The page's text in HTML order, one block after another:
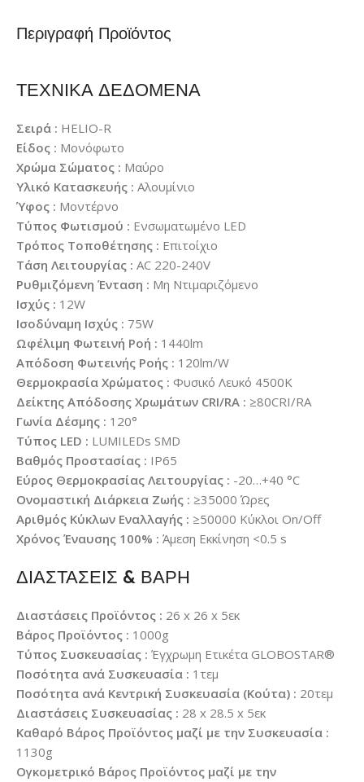
Περιγραφή Προϊόντος
ΤΕΧΝΙΚΑ ΔΕΔΟΜΕΝΑ
Σειρά : HELIO-R
Είδος : Μονόφωτο
Χρώμα Σώματος : Μαύρο
Υλικό Κατασκευής : Αλουμίνιο
Ύφος : Μοντέρνο
Τύπος Φωτισμού : Ενσωματωμένο LED
Τρόπος Τοποθέτησης : Επιτοίχιο
Τάση Λειτουργίας : AC 220-240V
Ρυθμιζόμενη Ένταση : Μη Ντιμαριζόμενο
Ισχύς : 12W
Ισοδύναμη Ισχύς : 75W
Ωφέλιμη Φωτεινή Ροή : 1440lm
Απόδοση Φωτεινής Ροής : 120lm/W
Θερμοκρασία Χρώματος : Φυσικό Λευκό 4500K
Δείκτης Απόδοσης Χρωμάτων CRI/RA : ≥80CRI/RA
Γωνία Δέσμης : 120°
Τύπος LED : LUMILEDs SMD
Βαθμός Προστασίας : IP65
Εύρος Θερμοκρασίας Λειτουργίας : -20…+40 °C
Ονομαστική Διάρκεια Ζωής : ≥35000 Ώρες
Αριθμός Κύκλων Εναλλαγής : ≥50000 Κύκλοι On/Off
Χρόνος Έναυσης 100% : Άμεση Εκκίνηση <0.5 s
ΔΙΑΣΤΑΣΕΙΣ & ΒΑΡΗ
Διαστάσεις Προϊόντος : 26 x 26 x 5εκ
Βάρος Προϊόντος : 1000g
Τύπος Συσκευασίας : Έγχρωμη Ετικέτα GLOBOSTAR®
Ποσότητα ανά Συσκευασία : 1τεμ
Ποσότητα ανά Κεντρική Συσκευασία (Κούτα) : 20τεμ
Διαστάσεις Συσκευασίας : 28 x 28.5 x 5εκ
Καθαρό Βάρος Προϊόντος μαζί με την Συσκευασία :
1130g
Ογκομετρικό Βάρος Προϊόντος μαζί με την